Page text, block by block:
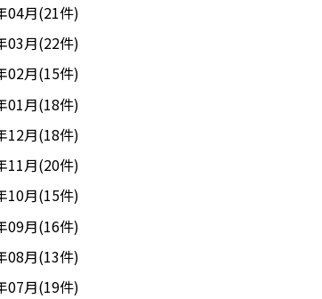
04月(21件)
03月(22件)
02月(15件)
01月(18件)
12月(18件)
11月(20件)
10月(15件)
09月(16件)
08月(13件)
07月(19件)